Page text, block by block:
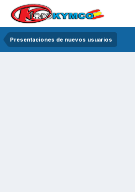
Presentaciones de nuevos usuarios